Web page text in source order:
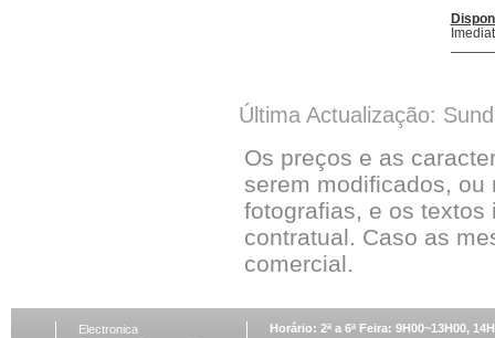
Última Actualização:
Os preços e as
serem modificados, ou
fotografias, e os
contratual. Caso as
comercial.
Electronica
Horário: 2ª a 6ª Feira: 9H00~13H00,